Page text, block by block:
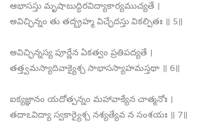
ఆభాసస్తు మృషాబుద్ధిరవిద్యాకార్యముచ్యతే ।
అవిచ్ఛిన్నం తు తద్బ్రహ్మ విచ్ఛేదస్తు వికల్పితః ॥ 5॥
అవిచ్ఛిన్నస్య పూర్ణేన ఏకత్వం ప్రతిపద్యతే ।
తత్త్వమస్యాదివాక్యైశ్చ సాభాసస్యాహమస్తథా ॥ 6॥
ఐక్యజ్ఞానం యదోత్పన్నం మహావాక్యేన చాత్మనోః ।
తదాఽవిద్యా స్వకార్యైశ్చ నశ్యత్యేవ న సంశయః ॥ 7॥